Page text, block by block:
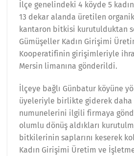
İlçe genelindeki 4 köyde 5
13 dekar alanda üretilen
kantaron bitkisi kurutulduktan
Gümüşeller Kadın Girişimi
Kooperatifinin girişimleriyle
Mersin limanına gönderildi.
İlçeye bağlı Günbatur köyüne
üyeleriyle birlikte giderek daha
numunelerini ilgili firmaya
olumlu dönüş aldıkları
bitkilerinin saplarını keserek
Kadın Girişimi Üretim ve